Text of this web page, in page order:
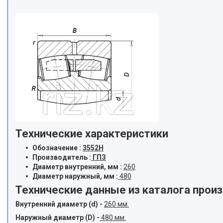
Технические характеристики
Обозначение : 3552Н
Производитель : ГПЗ
Диаметр внутренний, мм : 260
Диаметр наружный, мм : 480
Технические данные из каталога
Внутренний диаметр (d) - 260 мм.
Наружный диаметр (D) - 480 мм.